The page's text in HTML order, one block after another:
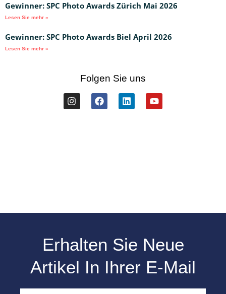
Gewinner: SPC Photo Awards Zürich Mai 2026
Lesen Sie mehr »
Gewinner: SPC Photo Awards Biel April 2026
Lesen Sie mehr »
Folgen Sie uns
Erhalten Sie Neue
Artikel In Ihrer E-Mail